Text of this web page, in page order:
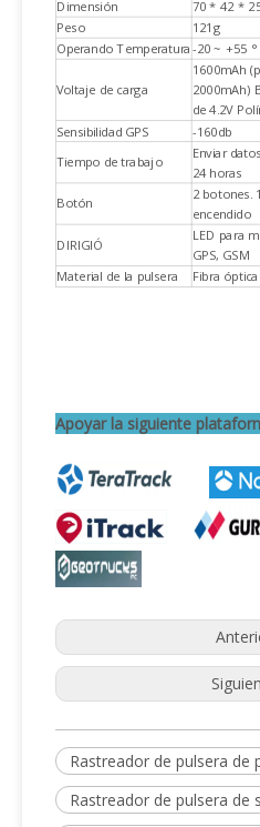
Dimensión 70 * 42 *
Peso
121g
Operando Temperatura-20 ~ +55 °
Voltaje de carga
1600mAh
2000mAh)
de 4.2V
Sensibilidad GPS
-160db
Tiempo de trabajo
Enviar
24 horas
Botón
2 botones.
encendido
DIRIGIÓ
LED para
GPS, GSM
Material de la pulsera
Fibra
Apoyar la siguiente
Rastreador de pulsera de
Rastreador de pulsera de